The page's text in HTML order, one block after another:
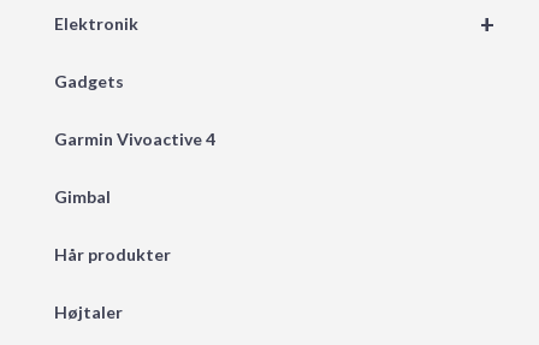
+
Elektronik
Gadgets
Garmin Vivoactive 4
Gimbal
Hår produkter
Højtaler